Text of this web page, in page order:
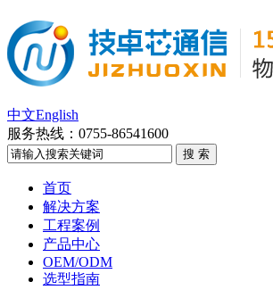
中文English
服务热线： 0755-86541600
首页
解决方案
工程案例
产品中心
OEM/ODM
选型指南